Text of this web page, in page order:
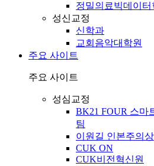
정밀의료빅데이터
성신교정
신학과
교회음악대학원
주요 사이트
주요 사이트
성심교정
BK21 FOUR 스마
팀
이원길 인본주의상
CUK ON
CUK비전혁신원